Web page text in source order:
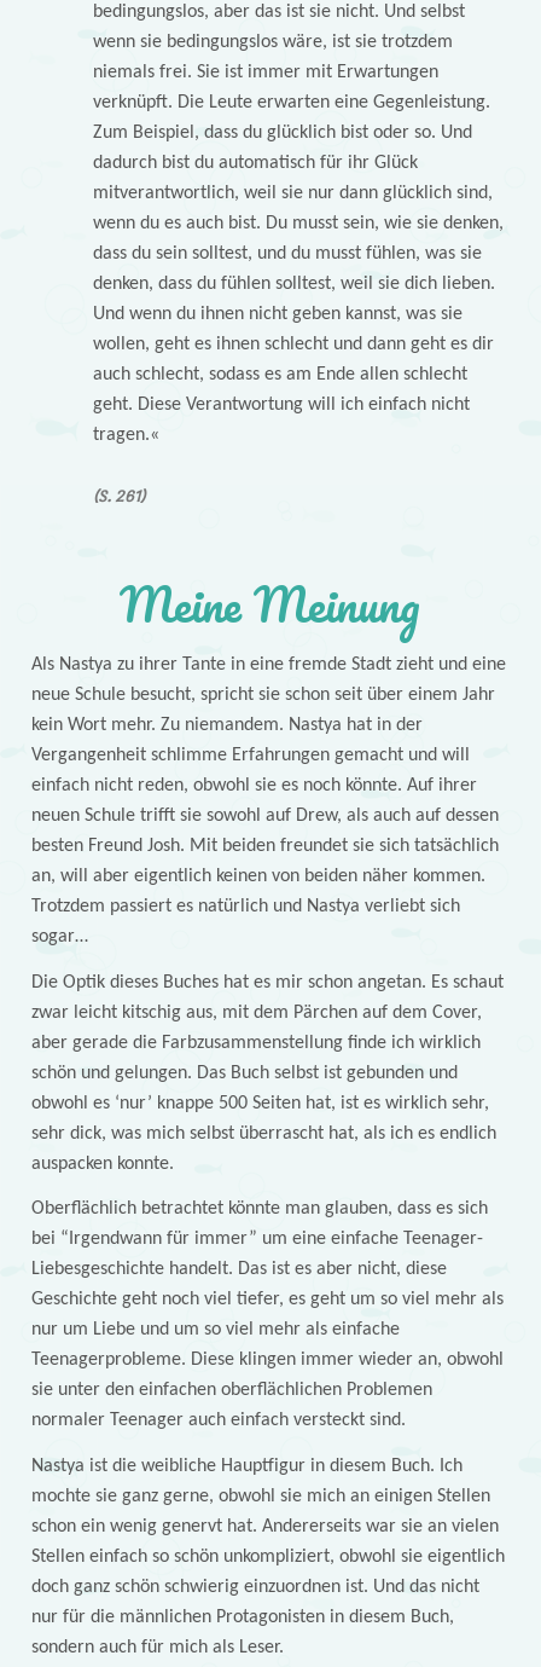
bedingungslos, aber das ist sie nicht. Und selbst
wenn sie bedingungslos wäre, ist sie trotzdem
niemals frei. Sie ist immer mit Erwartungen
verknüpft. Die Leute erwarten eine Gegenleistung.
Zum Beispiel, dass du glücklich bist oder so. Und
dadurch bist du automatisch für ihr Glück
mitverantwortlich, weil sie nur dann glücklich sind,
wenn du es auch bist. Du musst sein, wie sie denken,
dass du sein solltest, und du musst fühlen, was sie
denken, dass du fühlen solltest, weil sie dich lieben.
Und wenn du ihnen nicht geben kannst, was sie
wollen, geht es ihnen schlecht und dann geht es dir
auch schlecht, sodass es am Ende allen schlecht
geht. Diese Verantwortung will ich einfach nicht
tragen.«
(S. 261)
Meine Meinung
Als Nastya zu ihrer Tante in eine fremde Stadt zieht und eine
neue Schule besucht, spricht sie schon seit über einem Jahr
kein Wort mehr. Zu niemandem. Nastya hat in der
Vergangenheit schlimme Erfahrungen gemacht und will
einfach nicht reden, obwohl sie es noch könnte. Auf ihrer
neuen Schule trifft sie sowohl auf Drew, als auch auf dessen
besten Freund Josh. Mit beiden freundet sie sich tatsächlich
an, will aber eigentlich keinen von beiden näher kommen.
Trotzdem passiert es natürlich und Nastya verliebt sich
sogar…
Die Optik dieses Buches hat es mir schon angetan. Es schaut
zwar leicht kitschig aus, mit dem Pärchen auf dem Cover,
aber gerade die Farbzusammenstellung finde ich wirklich
schön und gelungen. Das Buch selbst ist gebunden und
obwohl es ‘nur’ knappe 500 Seiten hat, ist es wirklich sehr,
sehr dick, was mich selbst überrascht hat, als ich es endlich
auspacken konnte.
Oberflächlich betrachtet könnte man glauben, dass es sich
bei “Irgendwann für immer” um eine einfache Teenager-
Liebesgeschichte handelt. Das ist es aber nicht, diese
Geschichte geht noch viel tiefer, es geht um so viel mehr als
nur um Liebe und um so viel mehr als einfache
Teenagerprobleme. Diese klingen immer wieder an, obwohl
sie unter den einfachen oberflächlichen Problemen
normaler Teenager auch einfach versteckt sind.
Nastya ist die weibliche Hauptfigur in diesem Buch. Ich
mochte sie ganz gerne, obwohl sie mich an einigen Stellen
schon ein wenig genervt hat. Andererseits war sie an vielen
Stellen einfach so schön unkompliziert, obwohl sie eigentlich
doch ganz schön schwierig einzuordnen ist. Und das nicht
nur für die männlichen Protagonisten in diesem Buch,
sondern auch für mich als Leser.